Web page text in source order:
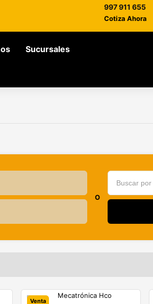
997 911 655
Cotiza Ahora
Sucursales
O
Venta